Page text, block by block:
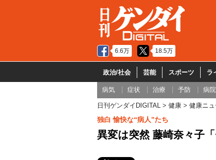
6.6万 18.5万
政治/社会 芸能 スポーツ ラ
病気 症状 治療 予防 病院
日刊ゲンダイDIGITAL 健康 健康ニュ
独白 愉快な“病人”たち
異変は突然 藤崎奈々子